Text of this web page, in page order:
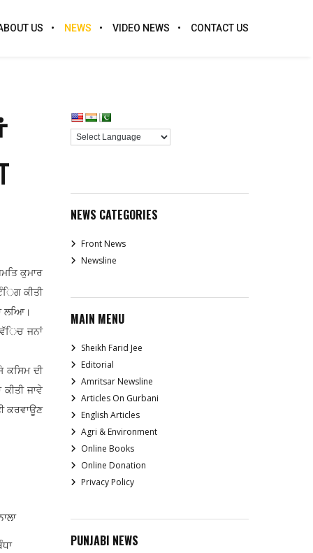
US NEWS VIDEO NEWS CONTACT US
ਕੁਮਾਰ
ਕੀਤੀ
ਲਆਿ।
ਜਨਾਂ
ਕਸਿਮ ਦੀ
ਜਾਵੇ
ਕਰਵਾਊਣ
NEWS CATEGORIES
Front News
Newsline
MAIN MENU
Sheikh Farid Jee
Editorial
Amritsar Newsline
Articles On Gurbani
English Articles
Agri & Environment
Online Books
Online Donation
Privacy Policy
PUNJABI NEWS